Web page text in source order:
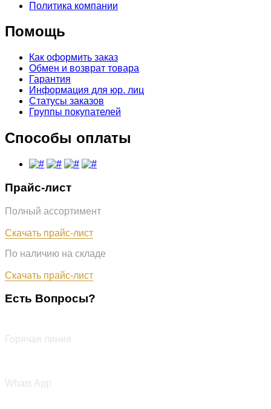
Политика компании
Помощь
Как оформить заказ
Обмен и возврат товара
Гарантия
Информация для юр. лиц
Статусы заказов
Группы покупателей
Способы оплаты
Прайс-лист
Полный ассортимент
Скачать прайс-лист
По наличию на складе
Скачать прайс-лист
Есть Вопросы?
Горячая линия
Whats App